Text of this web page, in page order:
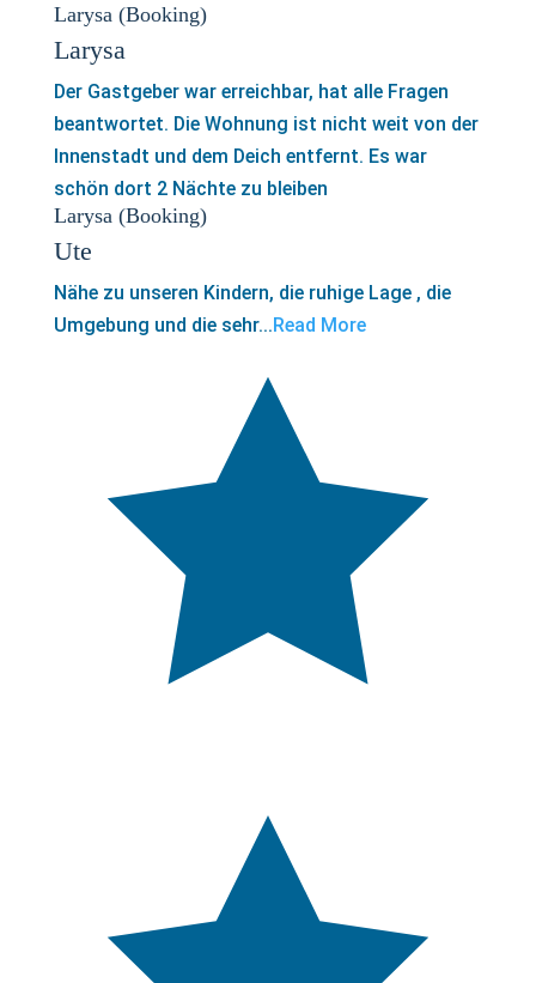
Larysa (Booking)
Larysa
Der Gastgeber war erreichbar, hat alle Fragen
beantwortet. Die Wohnung ist nicht weit von der
Innenstadt und dem Deich entfernt. Es war
schön dort 2 Nächte zu bleiben
Larysa (Booking)
Ute
Nähe zu unseren Kindern, die ruhige Lage , die
Umgebung und die sehr...Read More